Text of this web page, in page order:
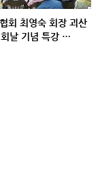
회 최영숙 회장 괴산
날 기념 특강 …